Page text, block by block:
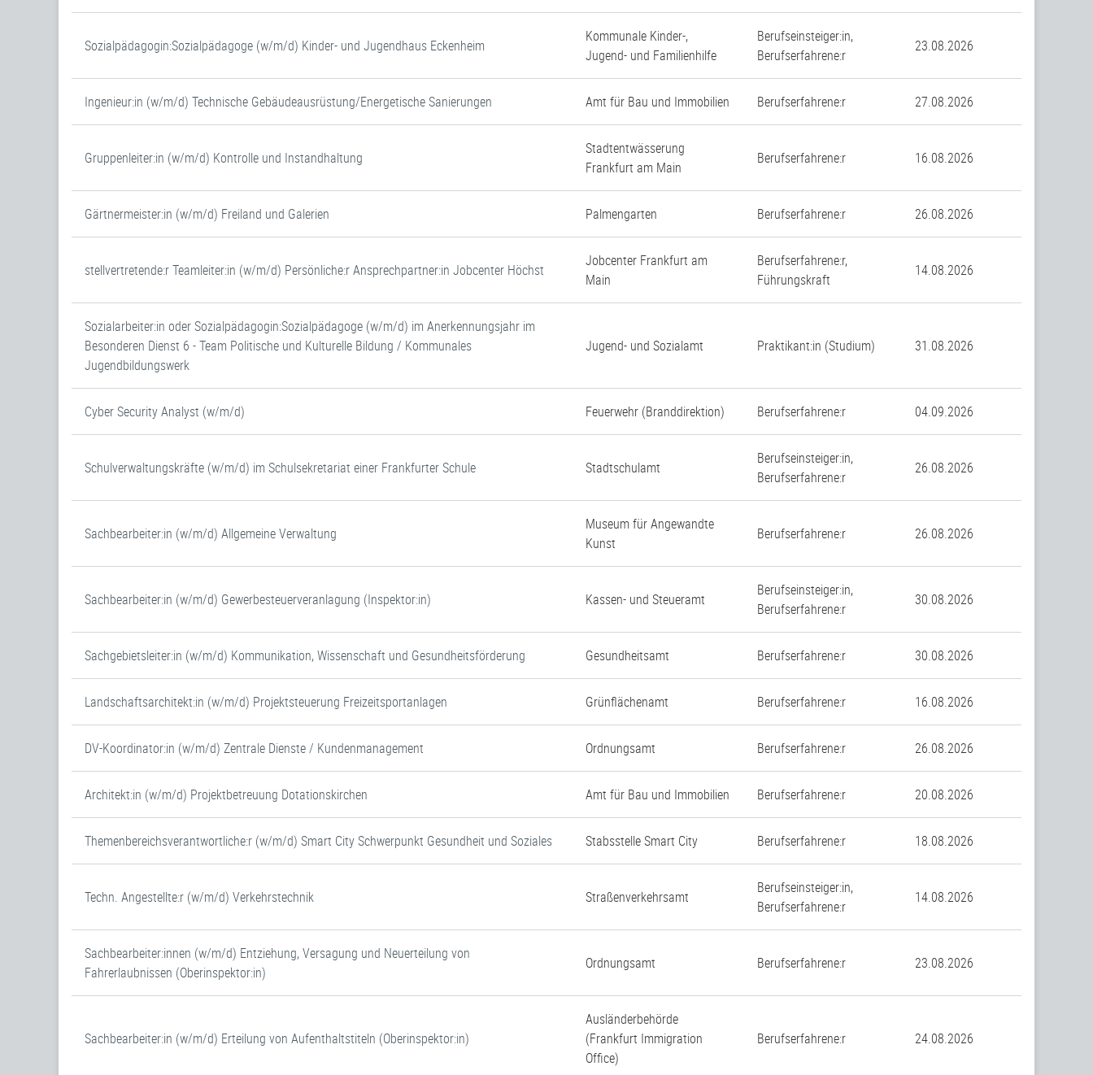
Sozialpädagogin:Sozialpädagoge (w/m/d) Kinder- und Jugendhaus Eckenheim
Kommunale Kinder-,
Jugend- und Familienhilfe
Berufseinsteiger:in,
Berufserfahrene:r
23.08.2026
Ingenieur:in (w/m/d) Technische Gebäudeausrüstung/Energetische Sanierungen Amt für Bau und Immobilien Berufserfahrene:r 27.08.2026
Gruppenleiter:in (w/m/d) Kontrolle und Instandhaltung
Stadtentwässerung
Frankfurt am Main
Berufserfahrene:r 16.08.2026
Gärtnermeister:in (w/m/d) Freiland und Galerien Palmengarten Berufserfahrene:r 26.08.2026
stellvertretende:r Teamleiter:in (w/m/d) Persönliche:r Ansprechpartner:in Jobcenter Höchst
Jobcenter Frankfurt am
Main
Berufserfahrene:r,
Führungskraft
14.08.2026
Sozialarbeiter:in oder Sozialpädagogin:Sozialpädagoge (w/m/d) im Anerkennungsjahr im
Besonderen Dienst 6 - Team Politische und Kulturelle Bildung / Kommunales
Jugendbildungswerk
Jugend- und Sozialamt Praktikant:in (Studium) 31.08.2026
Cyber Security Analyst (w/m/d) Feuerwehr (Branddirektion) Berufserfahrene:r 04.09.2026
Schulverwaltungskräfte (w/m/d) im Schulsekretariat einer Frankfurter Schule Stadtschulamt
Berufseinsteiger:in,
Berufserfahrene:r
26.08.2026
Sachbearbeiter:in (w/m/d) Allgemeine Verwaltung
Museum für Angewandte
Kunst
Berufserfahrene:r 26.08.2026
Sachbearbeiter:in (w/m/d) Gewerbesteuerveranlagung (Inspektor:in) Kassen- und Steueramt
Berufseinsteiger:in,
Berufserfahrene:r
30.08.2026
Sachgebietsleiter:in (w/m/d) Kommunikation, Wissenschaft und Gesundheitsförderung Gesundheitsamt Berufserfahrene:r 30.08.2026
Landschaftsarchitekt:in (w/m/d) Projektsteuerung Freizeitsportanlagen Grünflächenamt Berufserfahrene:r 16.08.2026
DV-Koordinator:in (w/m/d) Zentrale Dienste / Kundenmanagement Ordnungsamt Berufserfahrene:r 26.08.2026
Architekt:in (w/m/d) Projektbetreuung Dotationskirchen Amt für Bau und Immobilien Berufserfahrene:r 20.08.2026
Themenbereichsverantwortliche:r (w/m/d) Smart City Schwerpunkt Gesundheit und Soziales Stabsstelle Smart City Berufserfahrene:r 18.08.2026
Techn. Angestellte:r (w/m/d) Verkehrstechnik Straßenverkehrsamt
Berufseinsteiger:in,
Berufserfahrene:r
14.08.2026
Sachbearbeiter:innen (w/m/d) Entziehung, Versagung und Neuerteilung von
Fahrerlaubnissen (Oberinspektor:in)
Ordnungsamt Berufserfahrene:r 23.08.2026
Sachbearbeiter:in (w/m/d) Erteilung von Aufenthaltstiteln (Oberinspektor:in)
Ausländerbehörde
(Frankfurt Immigration
Office)
Berufserfahrene:r 24.08.2026